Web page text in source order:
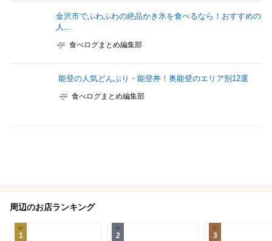
金沢市でふわふわの絶品かき氷を食べるなら！おすすめの
人...
食べログまとめ編集部
能登の人気どんぶり・能登丼！奥能登のエリア別12選
食べログまとめ編集部
周辺のお店ランキング
1 2 3